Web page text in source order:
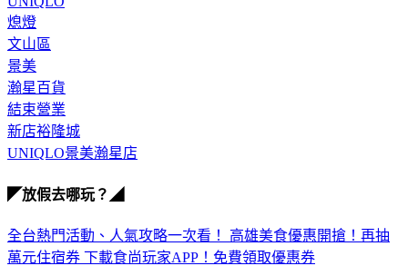
熄燈
文山區
景美
瀚星百貨
結束營業
新店裕隆城
UNIQLO景美瀚星店
◤放假去哪玩？◢
全台熱門活動、人氣攻略一次看！ 高雄美食優惠開搶！再抽
萬元住宿券 下載食尚玩家APP！免費領取優惠券